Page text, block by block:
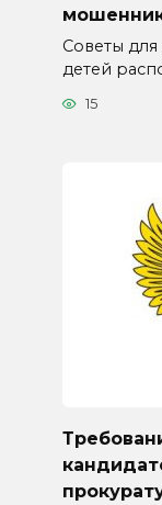
Советы для
детей
15